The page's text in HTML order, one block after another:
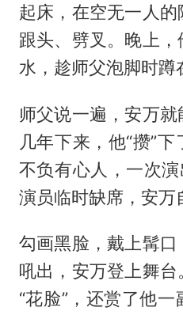
起床，在空无一人
跟头、劈叉。晚上
水，趁师父泡脚时蹲
师父说一遍，安万就
几年下来，他“攒”
不负有心人，一次演
演员临时缺席，安万
勾画黑脸，戴上髯
吼出，安万登上舞
“花脸”，还赏了他